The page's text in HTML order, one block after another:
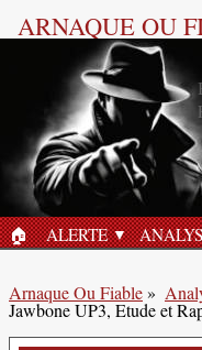
ARNAQUE OU
ACCUEIL
🏠︎ ALERTE
Arnaque Ou Fiable»
Jawbone UP3, Etude et